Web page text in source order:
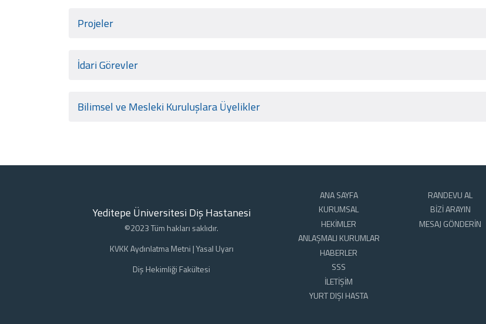
Projeler
İdari Görevler
Bilimsel ve Mesleki Kuruluşlara Üyelikler
Yeditepe Üniversitesi Diş Hastanesi
©2023 Tüm hakları saklıdır.
KVKK Aydınlatma Metni |Yasal Uyarı
Diş Hekimliği Fakültesi
ANA SAYFA
KURUMSAL
HEKİMLER
ANLAŞMALI KURUMLAR
HABERLER
SSS
İLETİŞİM
YURT DIŞI HASTA
RANDEVU AL
BİZİ ARAYIN
MESAJ GÖNDERİN